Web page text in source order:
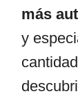
más
y